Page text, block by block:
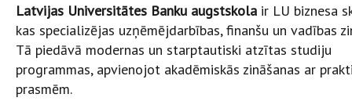
Latvijas Universitātes Banku augstskola ir LU biznesa
kas specializējas uzņēmējdarbības, finanšu un vadības
Tā piedāvā modernas un starptautiski atzītas studiju
programmas, apvienojot akadēmiskās zināšanas ar
prasmēm.